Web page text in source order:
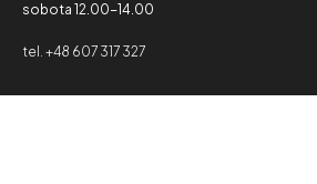
sobota 12.00-14.00
tel. +48 607 317 327